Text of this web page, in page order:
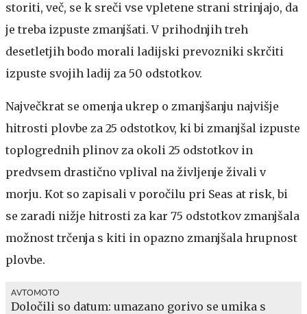
storiti, več, se k sreči vse vpletene strani strinjajo, da
je treba izpuste zmanjšati. V prihodnjih treh
desetletjih bodo morali ladijski prevozniki skrčiti
izpuste svojih ladij za 50 odstotkov.
Največkrat se omenja ukrep o zmanjšanju najvišje
hitrosti plovbe za 25 odstotkov, ki bi zmanjšal izpuste
toplogrednih plinov za okoli 25 odstotkov in
predvsem drastično vplival na življenje živali v
morju. Kot so zapisali v poročilu pri Seas at risk, bi
se zaradi nižje hitrosti za kar 75 odstotkov zmanjšala
možnost trčenja s kiti in opazno zmanjšala hrupnost
plovbe.
AVTOMOTO
Določili so datum: umazano gorivo se umika s